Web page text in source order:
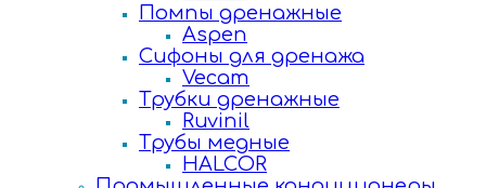
Помпы дренажные
Aspen
Сифоны для дренажа
Vecam
Трубки дренажные
Ruvinil
Трубы медные
HALCOR